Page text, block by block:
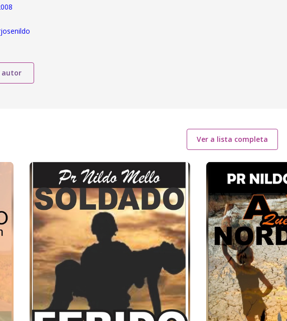
autor
Ver a lista completa